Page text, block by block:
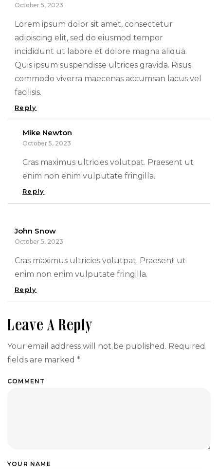
October 5, 2023
Lorem ipsum dolor sit amet, consectetur
adipiscing elit, sed do eiusmod tempor
incididunt ut labore et dolore magna aliqua.
Quis ipsum suspendisse ultrices gravida. Risus
commodo viverra maecenas accumsan lacus vel
facilisis.
Reply
Mike Newton
October 5, 2023
Cras maximus ultricies volutpat. Praesent ut
enim non enim vulputate fringilla.
Reply
John Snow
October 5, 2023
Cras maximus ultricies volutpat. Praesent ut
enim non enim vulputate fringilla.
Reply
Leave A Reply
Your email address will not be published. Required
fields are marked *
COMMENT
YOUR NAME